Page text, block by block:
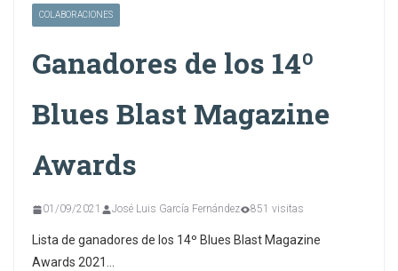
COLABORACIONES
Ganadores de los 14º
Blues Blast Magazine
Awards
01/09/2021 José Luis García Fernández 851 visitas
Lista de ganadores de los 14º Blues Blast Magazine
Awards 2021…